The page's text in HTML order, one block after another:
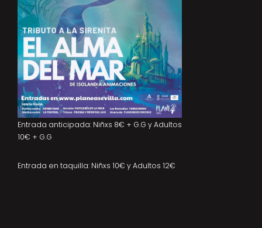
Entrada anticipada: Niñxs 8€ + G.G y Adultos
10€ + G.G
Entrada en taquilla: Niñxs 10€ y Adultos 12€